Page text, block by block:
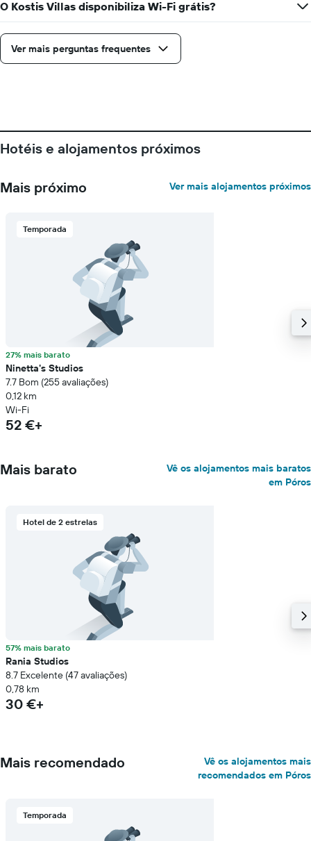
dias
semana
numa
abcissa
médio
de
numa
O Kostis Villas disponibiliza Wi-Fi grátis?
Ver mais perguntas frequentes
Hotéis e alojamentos próximos
Mais próximo Ver mais alojamentos próximos
Temporada
27% mais barato
Ninetta's Studios
7.7 Bom (255 avaliações)
0,12 km
Wi-Fi
52 €+
Mais barato
Vê os alojamentos mais baratos
em Póros
Hotel de 2 estrelas
57% mais barato
Rania Studios
8.7 Excelente (47 avaliações)
0,78 km
30 €+
Mais recomendado
Vê os alojamentos mais
recomendados em Póros
Temporada